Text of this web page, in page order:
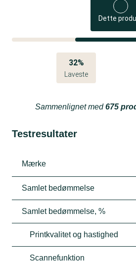
Dette
32%
Laveste
Sammenlignet med675
Testresultater
Mærke
Samlet bedømmelse
Samlet bedømmelse, %
Printkvalitet og hastighed
Scannefunktion